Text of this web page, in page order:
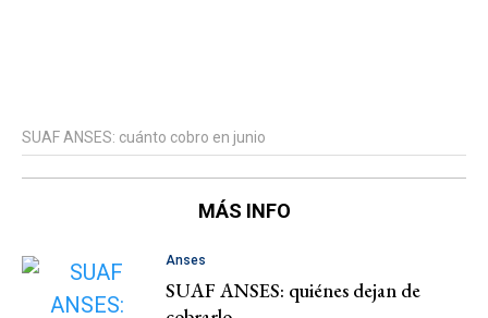
SUAF ANSES: cuánto cobro en junio
MÁS INFO
Anses
SUAF ANSES: quiénes dejan de